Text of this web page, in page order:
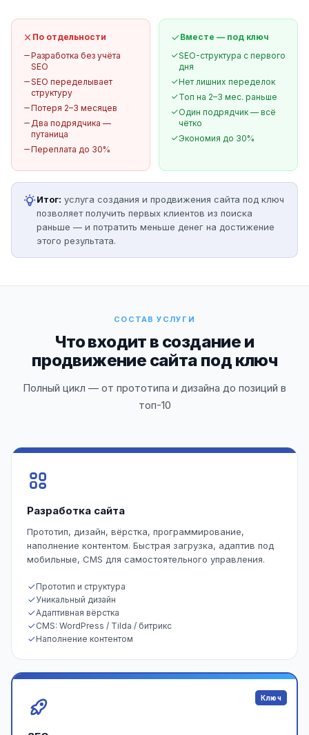
По отдельности
Разработка без учёта
SEO
SEO переделывает
структуру
Потеря 2–3 месяцев
Два подрядчика —
путаница
Переплата до 30%
Вместе — под ключ
SEO-структура с первого
дня
Нет лишних переделок
Топ на 2–3 мес. раньше
Один подрядчик — всё
чётко
Экономия до 30%
Итог: услуга создания и продвижения сайта под ключ
позволяет получить первых клиентов из поиска
раньше — и потратить меньше денег на достижение
этого результата.
СОСТАВ УСЛУГИ
Что входит в создание и
продвижение сайта под ключ
Полный цикл — от прототипа и дизайна до позиций в
топ-10
Разработка сайта
Прототип, дизайн, вёрстка, программирование,
наполнение контентом. Быстрая загрузка, адаптив под
мобильные, CMS для самостоятельного управления.
Прототип и структура
Уникальный дизайн
Адаптивная вёрстка
CMS: WordPress / Tilda / битрикс
Наполнение контентом
Ключ